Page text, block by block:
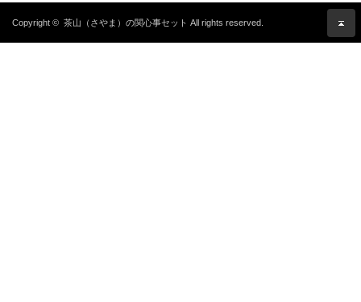
Copyright © 茶山（さやま）の関心事セット All rights reserved.